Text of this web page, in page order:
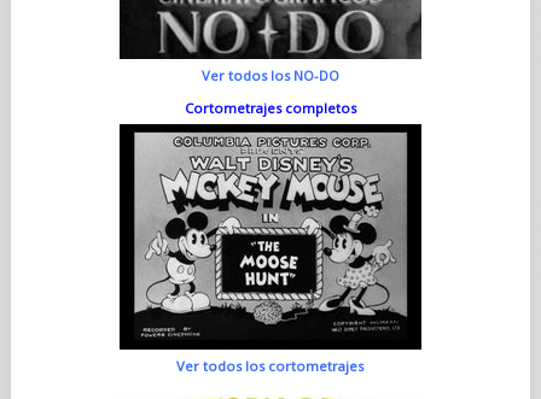
Ver todos los NO-DO
Cortometrajes completos
Ver todos los cortometrajes